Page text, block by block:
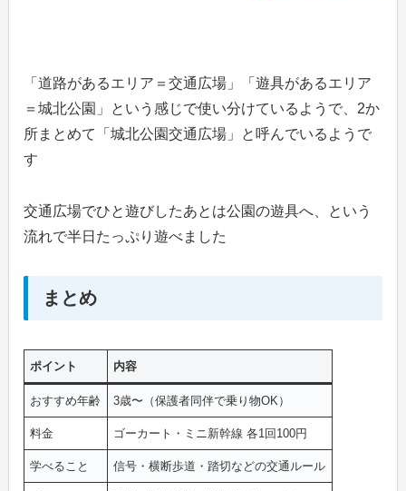
「道路があるエリア＝交通広場」「遊具があるエリア
＝城北公園」という感じで使い分けているようで、2か
所まとめて「城北公園交通広場」と呼んでいるようで
す
交通広場でひと遊びしたあとは公園の遊具へ、という
流れで半日たっぷり遊べました
まとめ
ポイント 内容
おすすめ年齢 3歳〜（保護者同伴で乗り物OK）
料金 ゴーカート・ミニ新幹線 各1回100円
学べること 信号・横断歩道・踏切などの交通ルール